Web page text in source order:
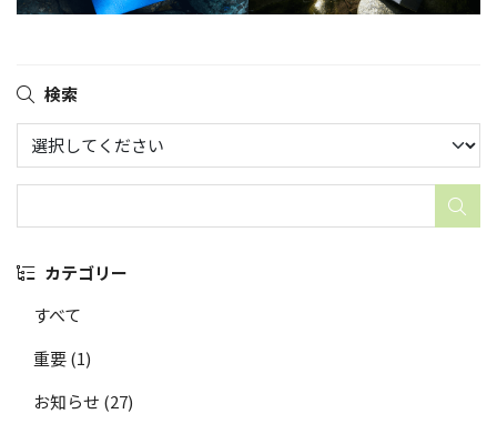
検索
カテゴリー
すべて
重要 (1)
お知らせ (27)